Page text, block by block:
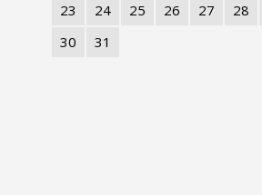
23
24 25 26 27 28
30
31